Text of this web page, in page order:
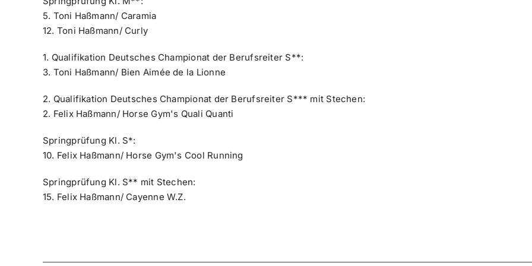
5. Toni Haßmann/ Caramia
12. Toni Haßmann/ Curly
1. Qualifikation Deutsches Championat der Berufsreiter S**:
3. Toni Haßmann/ Bien Aimée de la Lionne
2. Qualifikation Deutsches Championat der Berufsreiter S*** mit Stechen:
2. Felix Haßmann/ Horse Gym's Quali Quanti
Springprüfung Kl. S*:
10. Felix Haßmann/ Horse Gym's Cool Running
Springprüfung Kl. S** mit Stechen:
15. Felix Haßmann/ Cayenne W.Z.